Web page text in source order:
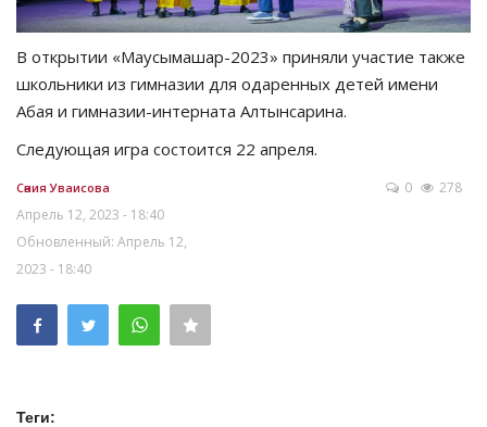
В открытии «Маусымашар-2023» приняли участие также
школьники из гимназии для одаренных детей имени
Абая и гимназии-интерната Алтынсарина.
Следующая игра состоится 22 апреля.
Сәния Уваисова
Апрель 12, 2023 - 18:40
Обновленный: Апрель 12,
2023 - 18:40
0 278
Теги: